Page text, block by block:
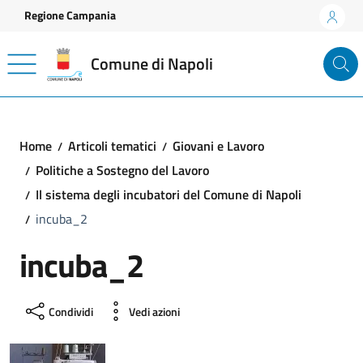
Vai ai contenuti
Vai al footer
Regione Campania
Comune di Napoli
Home Articoli tematici
Giovani e Lavoro
Politiche a Sostegno del Lavoro
Il sistema degli incubatori del Comune di Napoli
incuba_2
incuba_2
Condividi Vedi azioni